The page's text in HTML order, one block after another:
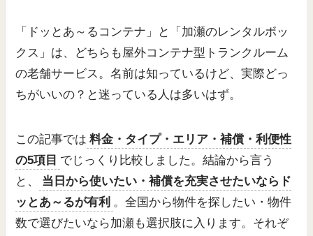
「ドッとあ～るコンテナ」と「加瀬のレンタルボッ
クス」は、どちらも屋外コンテナ型トランクルーム
の老舗サービス。名前は知っているけど、実際どっ
ちがいいの？と迷っている人は多いはず。
この記事では 料金・タイプ・エリア・補償・利便性
の5項目 でじっくり比較しました。結論から言う
と、
当日から使いたい・補償を充実させたいならド
ッとあ～るが有利 。全国から物件を探したい・物件
数で選びたいなら加瀬も選択肢に入ります。それぞ